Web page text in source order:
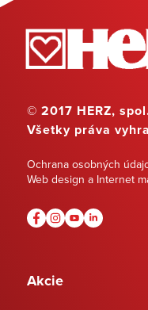
© 2017 HERZ,
Všetky práva
Ochrana osobných
Web design a Internet
Akcie